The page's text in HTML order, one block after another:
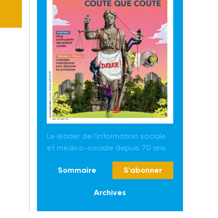
Le leader de l'information sociale
et médico-sociale depuis 70 ans
Sommaire S'abonner
Archives